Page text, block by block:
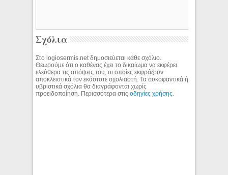
Σχόλια
Στο logiosermis.net δημοσιεύεται κάθε σχόλιο.
Θεωρούμε ότι ο καθένας έχει το δικαίωμα να εκφέρει
ελεύθερα τις απόψεις του, οι οποίες εκφράζουν
αποκλειστικά τον εκάστοτε σχολιαστή. Τα συκοφαντικά ή
υβριστικά σχόλια θα διαγράφονται χωρίς
προειδοποίηση. Περισσότερα στιςοδηγίες χρήσης.